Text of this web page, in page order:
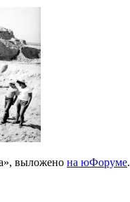
выложено на юФоруме.